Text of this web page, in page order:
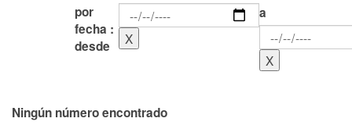
por
fecha :
desde
a
Ningún número encontrado